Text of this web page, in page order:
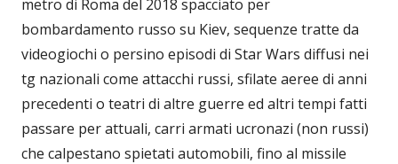
metro di Roma del 2018 spacciato per
bombardamento russo su Kiev, sequenze tratte da
videogiochi o persino episodi di Star Wars diffusi nei
tg nazionali come attacchi russi, sfilate aeree di anni
precedenti o teatri di altre guerre ed altri tempi fatti
passare per attuali, carri armati ucronazi (non russi)
che calpestano spietati automobili, fino al missile